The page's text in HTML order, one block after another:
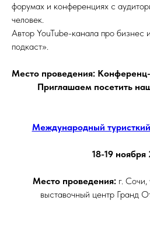
форумах и конференциях с
человек.
Автор YouTube-канала про бизнес
подкаст».
Место проведения:
Приглашаем посетить
Международный
18-19 ноября
Место проведения: г.
выставочный центр Гранд